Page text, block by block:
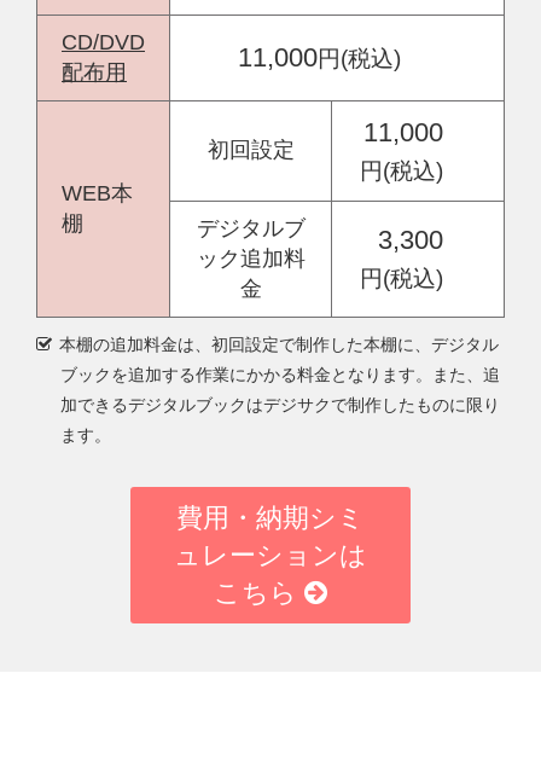
CD/DVD
配布用
11,000円(税込)
WEB本
棚
初回設定
11,000
円(税込)
デジタルブ
ック追加料
金
3,300
円(税込)
本棚の追加料金は、初回設定で制作した本棚に、デジタル
ブックを追加する作業にかかる料金となります。また、追
加できるデジタルブックはデジサクで制作したものに限り
ます。
費用・納期シミ
ュレーションは
こちら